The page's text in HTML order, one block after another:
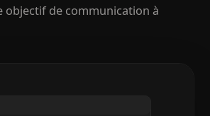
objectif de communication à